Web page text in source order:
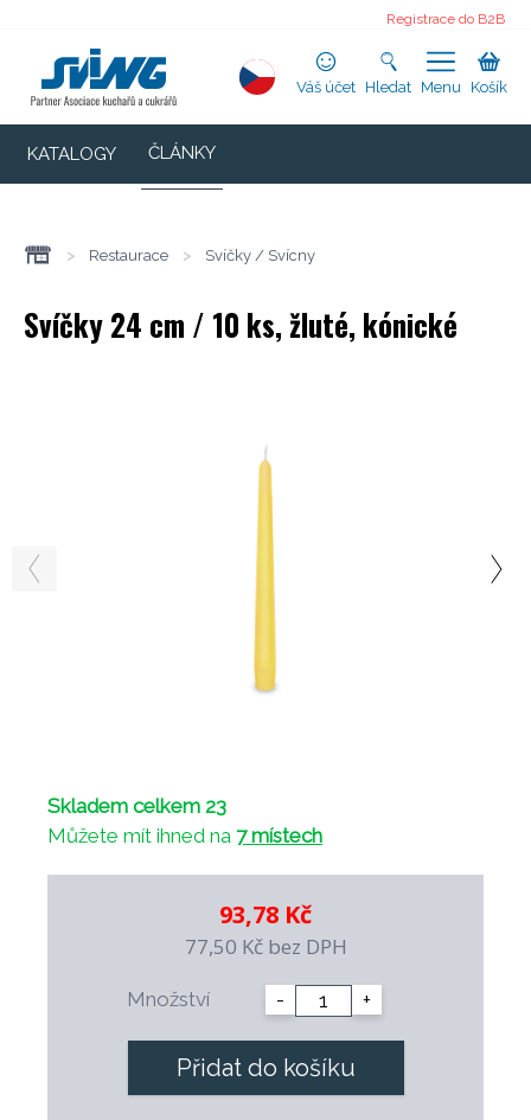
Registrace do B2B
Váš účet Hledat Menu Košík
KATALOGY ČLÁNKY
> Restaurace > Svíčky / Svícny
Svíčky 24 cm / 10 ks, žluté, kónické
Skladem celkem 23
Můžete mít ihned na 7 místech
93,78 Kč
77,50 Kč bez DPH
Množství - +
Přidat do košíku